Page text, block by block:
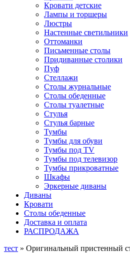
Кровати детские
Лампы и торшеры
Люстры
Настенные светильники
Оттоманки
Письменные столы
Придиванные столики
Пуф
Стеллажи
Столы журнальные
Столы обеденные
Столы туалетные
Стулья
Стулья барные
Тумбы
Тумбы для обуви
Тумбы под TV
Тумбы под телевизор
Тумбы прикроватные
Шкафы
Эркерные диваны
Диваны
Кровати
Столы обеденные
Доставка и оплата
РАСПРОДАЖА
тест » Оригинальный пристенный